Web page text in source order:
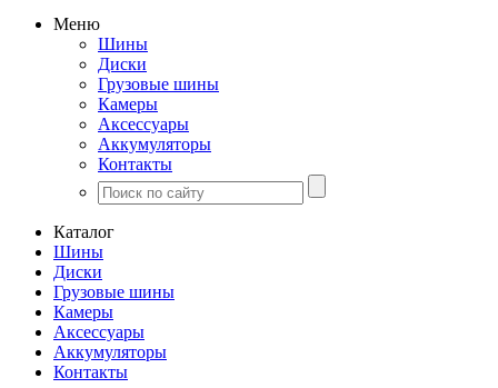
Меню
Шины
Диски
Грузовые шины
Камеры
Аксессуары
Аккумуляторы
Контакты
Каталог
Шины
Диски
Грузовые шины
Камеры
Аксессуары
Аккумуляторы
Контакты